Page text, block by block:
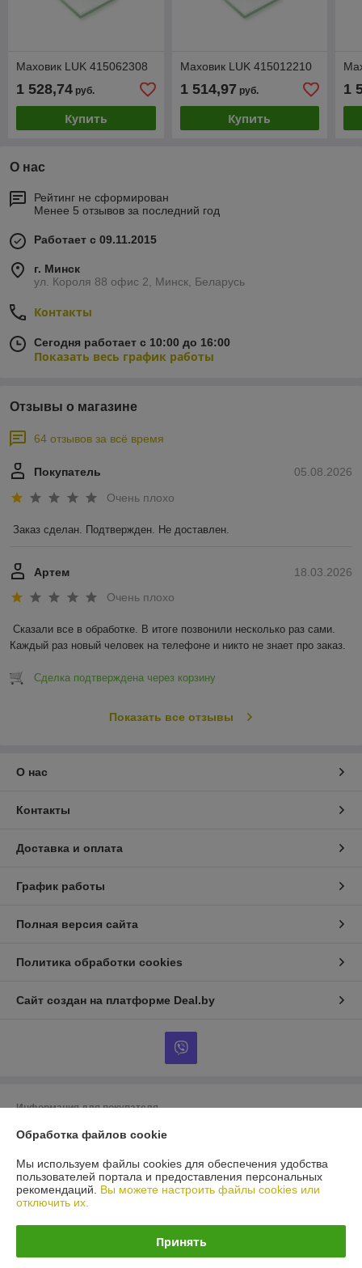
Маховик LUK 415062308
1 528,74 руб.
Купить
Маховик LUK 415012210
1 514,97 руб.
Купить
1
О нас
Рейтинг не сформирован
Менее 5 отзывов за последний год
Работает с 09.11.2015
г. Минск
ул. Короля 88 офис 2, Минск, Беларусь
Контакты
Сегодня работает с 10:00 до 16:00
Показать весь график работы
Отзывы о магазине
64 отзывов за всё время
05.08.2026
Покупатель
Очень плохо
Заказ сделан. Подтвержден. Не доставлен.
18.03.2026
Артем
Очень плохо
Сказали все в обработке. В итоге позвонили несколько раз сами.
Каждый раз новый человек на телефоне и никто не знает про заказ.
Сделка подтверждена через корзину
Показать все отзывы
О нас
Контакты
Доставка и оплата
График работы
Полная версия сайта
Политика обработки cookies
Сайт создан на платформе Deal.by
Информация для покупателя
Юридическое лицо:ООО «БигВал»
Регистрационный номер ЕГР: 193084737
УНП: 193084737
Регистрационный орган: Минский горисполком
Дата регистрации компании: 28.05.2018
Обработка файлов cookie
Мы используем файлы cookies для обеспечения удобства
пользователей портала и предоставления персональных
рекомендаций. Вы можете настроить файлы cookies или
отключить их.
Принять